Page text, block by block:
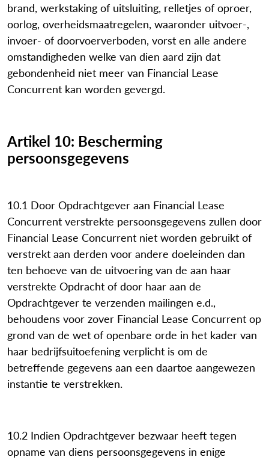
brand, werkstaking of uitsluiting, relletjes of oproer,
oorlog, overheidsmaatregelen, waaronder uitvoer-,
invoer- of doorvoerverboden, vorst en alle andere
omstandigheden welke van dien aard zijn dat
gebondenheid niet meer van Financial Lease
Concurrent kan worden gevergd.
Artikel 10: Bescherming
persoonsgegevens
10.1 Door Opdrachtgever aan Financial Lease
Concurrent verstrekte persoonsgegevens zullen door
Financial Lease Concurrent niet worden gebruikt of
verstrekt aan derden voor andere doeleinden dan
ten behoeve van de uitvoering van de aan haar
verstrekte Opdracht of door haar aan de
Opdrachtgever te verzenden mailingen e.d.,
behoudens voor zover Financial Lease Concurrent op
grond van de wet of openbare orde in het kader van
haar bedrijfsuitoefening verplicht is om de
betreffende gegevens aan een daartoe aangewezen
instantie te verstrekken.
10.2 Indien Opdrachtgever bezwaar heeft tegen
opname van diens persoonsgegevens in enige